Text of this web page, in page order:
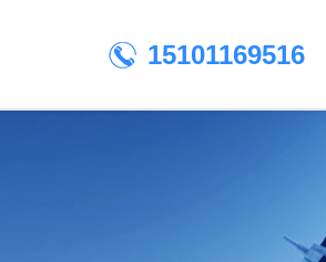
15101169516